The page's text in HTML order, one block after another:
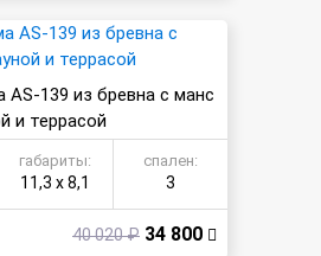
AS-139 из бревна с манс
и террасой
габариты:
11,3 х 8,1
спален:
3
40 020 ₽ 34 800